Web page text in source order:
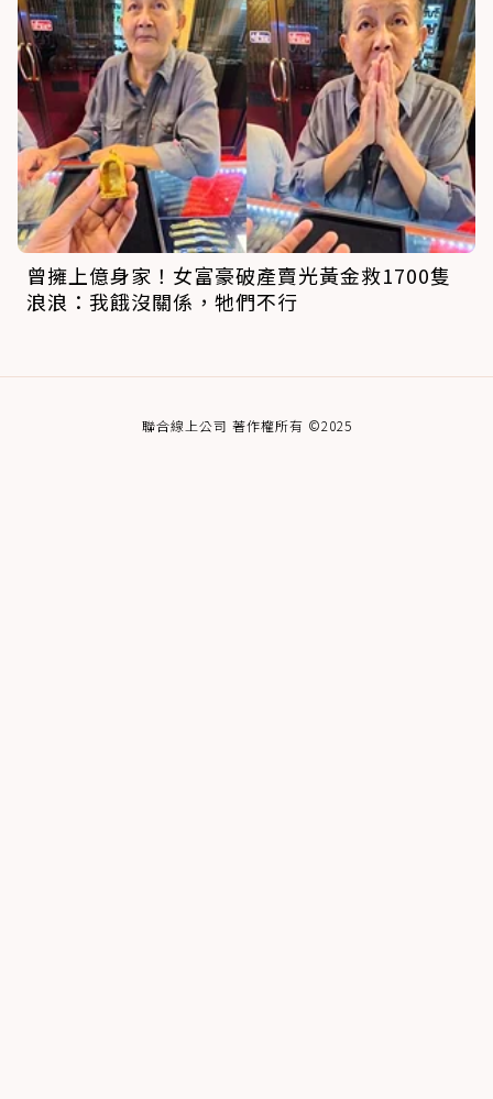
曾擁上億身家！女富豪破產賣光黃金救1700隻
浪浪：我餓沒關係，牠們不行
聯合線上公司 著作權所有 ©2025